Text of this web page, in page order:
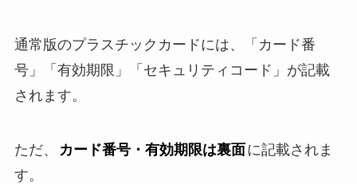
通常版のプラスチックカードには、「カード番
号」「有効期限」「セキュリティコード」が記載
されます。
ただ、 カード番号・有効期限は裏面に記載されま
す。